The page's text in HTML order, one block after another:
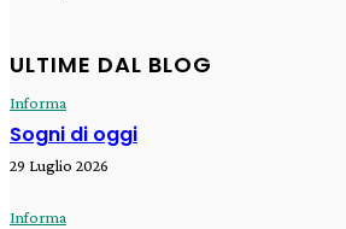
ULTIME DAL BLOG
Informa
Sogni di oggi
29 Luglio 2026
Informa